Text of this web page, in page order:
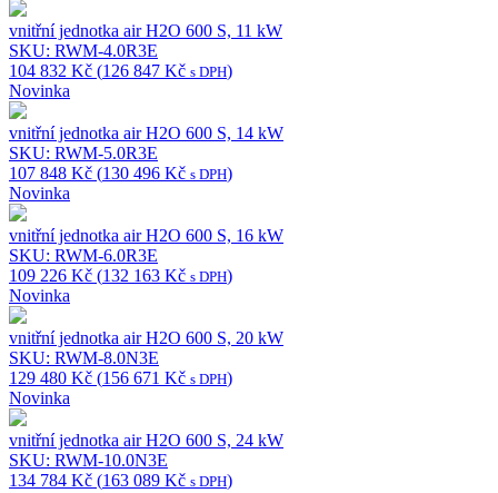
vnitřní jednotka air H2O 600 S, 11 kW
SKU: RWM-4.0R3E
104 832 Kč (126 847 Kč s DPH)
Novinka
vnitřní jednotka air H2O 600 S, 14 kW
SKU: RWM-5.0R3E
107 848 Kč (130 496 Kč s DPH)
Novinka
vnitřní jednotka air H2O 600 S, 16 kW
SKU: RWM-6.0R3E
109 226 Kč (132 163 Kč s DPH)
Novinka
vnitřní jednotka air H2O 600 S, 20 kW
SKU: RWM-8.0N3E
129 480 Kč (156 671 Kč s DPH)
Novinka
vnitřní jednotka air H2O 600 S, 24 kW
SKU: RWM-10.0N3E
134 784 Kč (163 089 Kč s DPH)